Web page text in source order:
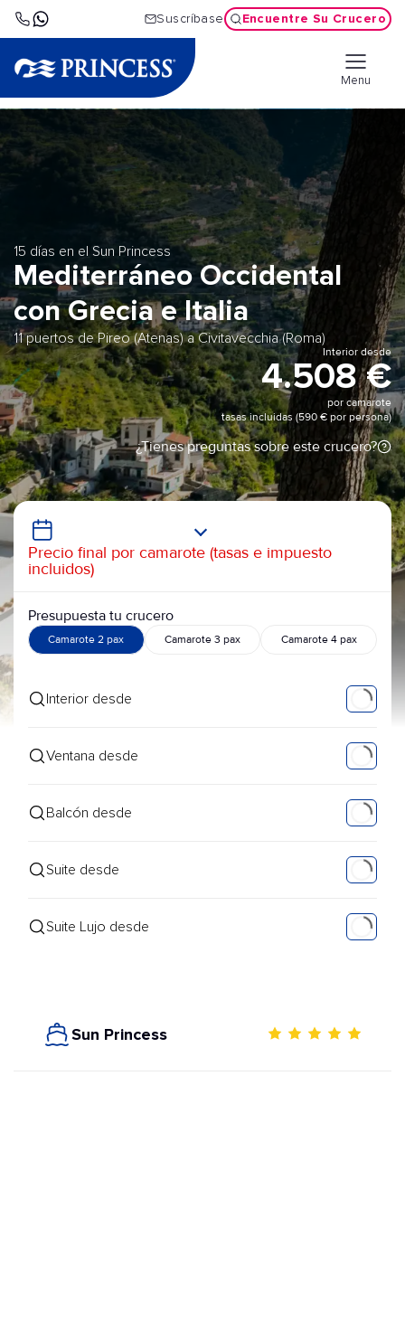
Suscríbase Encuentre Su Crucero
Menu
15 días en el Sun Princess
Mediterráneo Occidental
con Grecia e Italia
11 puertos de Pireo (Atenas) a Civitavecchia (Roma)
Interior desde
4.508 €
por camarote
tasas incluidas (590 € por persona)
¿Tienes preguntas sobre este crucero?
Precio final por camarote (tasas e impuesto
incluidos)
Presupuesta tu crucero
Camarote 2 pax Camarote 3 pax Camarote 4 pax
Interior desde
Ventana desde
Balcón desde
Suite desde
Suite Lujo desde
Sun Princess